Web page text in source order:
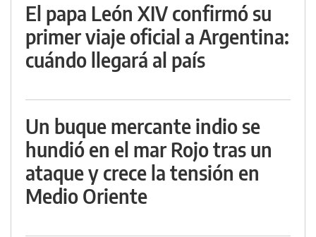
El papa León XIV confirmó su
primer viaje oficial a Argentina:
cuándo llegará al país
Un buque mercante indio se
hundió en el mar Rojo tras un
ataque y crece la tensión en
Medio Oriente